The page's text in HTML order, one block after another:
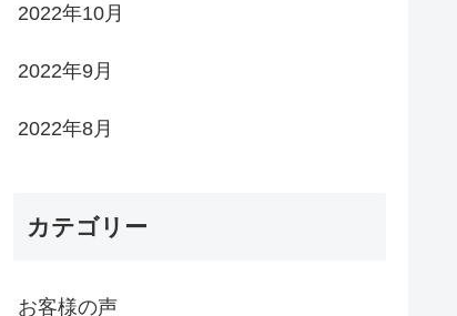
2022年10月
2022年9月
2022年8月
カテゴリー
お客様の声